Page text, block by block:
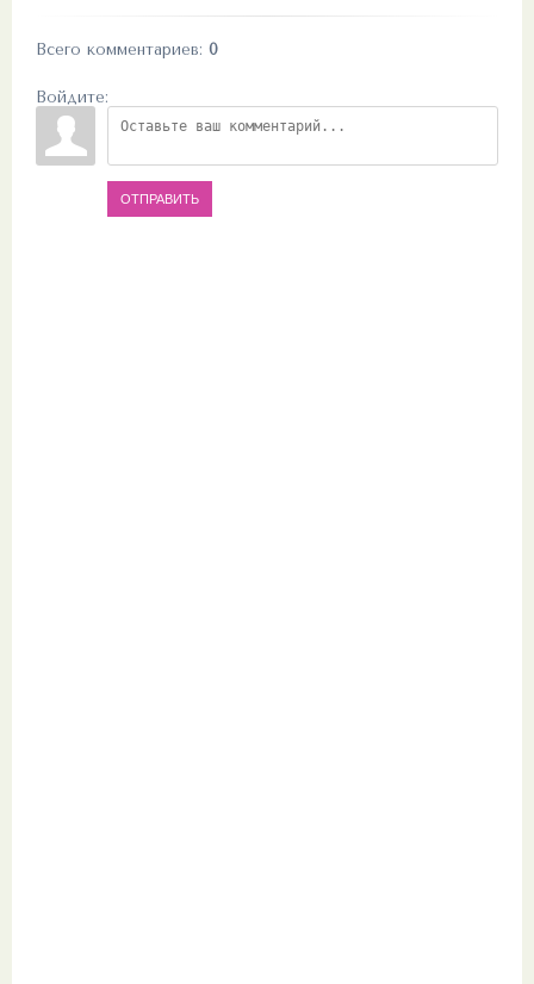
Всего комментариев: 0
Войдите:
ОТПРАВИТЬ